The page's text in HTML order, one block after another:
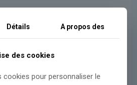
Détails A propos des
des cookies
cookies pour personnaliser le